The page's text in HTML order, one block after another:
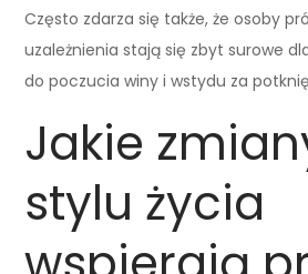
Często zdarza się także, że osoby
uzależnienia stają się zbyt surowe
do poczucia winy i wstydu za
Jakie
stylu życia